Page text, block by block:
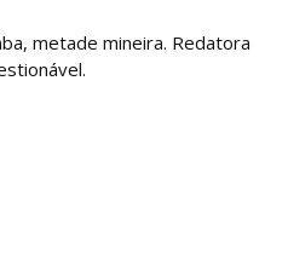
metade mineira. Redatora